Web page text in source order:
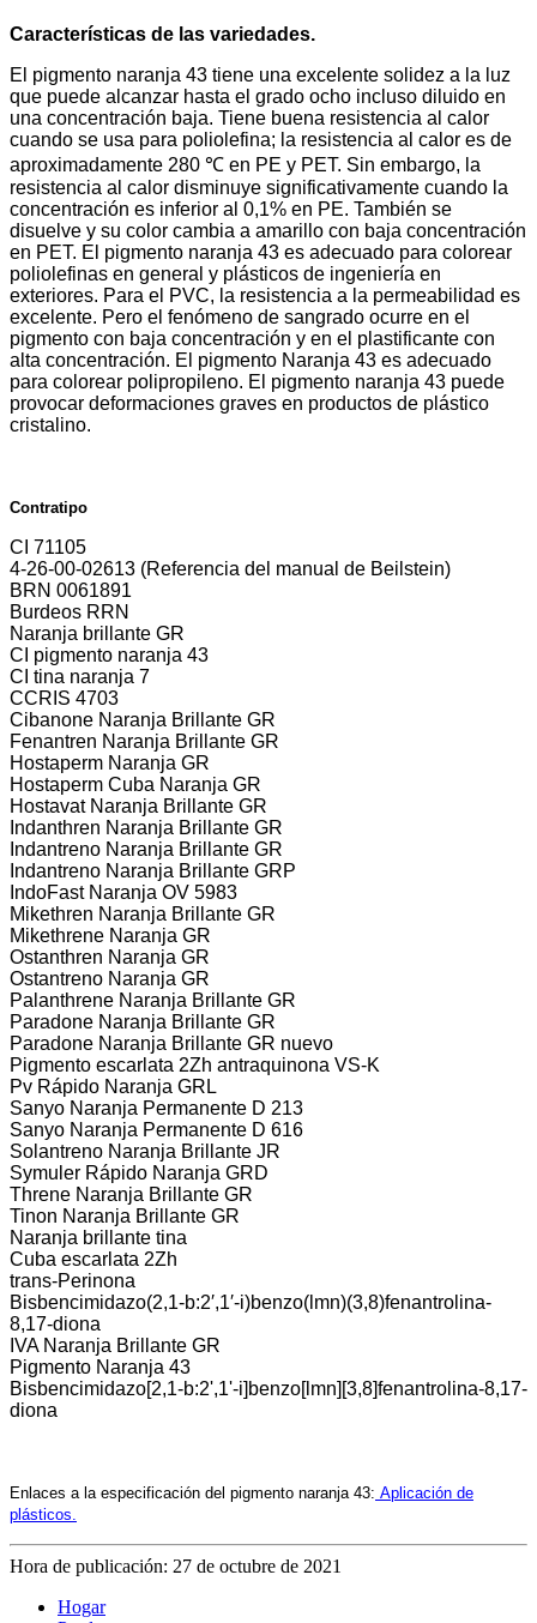
Características de las variedades.
El pigmento naranja 43 tiene una excelente solidez a la luz
que puede alcanzar hasta el grado ocho incluso diluido en
una concentración baja. Tiene buena resistencia al calor
cuando se usa para poliolefina; la resistencia al calor es de
aproximadamente 280 ℃ en PE y PET. Sin embargo, la
resistencia al calor disminuye significativamente cuando la
concentración es inferior al 0,1% en PE. También se
disuelve y su color cambia a amarillo con baja concentración
en PET. El pigmento naranja 43 es adecuado para colorear
poliolefinas en general y plásticos de ingeniería en
exteriores. Para el PVC, la resistencia a la permeabilidad es
excelente. Pero el fenómeno de sangrado ocurre en el
pigmento con baja concentración y en el plastificante con
alta concentración. El pigmento Naranja 43 es adecuado
para colorear polipropileno. El pigmento naranja 43 puede
provocar deformaciones graves en productos de plástico
cristalino.
Contratipo
CI 71105
4-26-00-02613 (Referencia del manual de Beilstein)
BRN 0061891
Burdeos RRN
Naranja brillante GR
CI pigmento naranja 43
CI tina naranja 7
CCRIS 4703
Cibanone Naranja Brillante GR
Fenantren Naranja Brillante GR
Hostaperm Naranja GR
Hostaperm Cuba Naranja GR
Hostavat Naranja Brillante GR
Indanthren Naranja Brillante GR
Indantreno Naranja Brillante GR
Indantreno Naranja Brillante GRP
IndoFast Naranja OV 5983
Mikethren Naranja Brillante GR
Mikethrene Naranja GR
Ostanthren Naranja GR
Ostantreno Naranja GR
Palanthrene Naranja Brillante GR
Paradone Naranja Brillante GR
Paradone Naranja Brillante GR nuevo
Pigmento escarlata 2Zh antraquinona VS-K
Pv Rápido Naranja GRL
Sanyo Naranja Permanente D 213
Sanyo Naranja Permanente D 616
Solantreno Naranja Brillante JR
Symuler Rápido Naranja GRD
Threne Naranja Brillante GR
Tinon Naranja Brillante GR
Naranja brillante tina
Cuba escarlata 2Zh
trans-Perinona
Bisbencimidazo(2,1-b:2′,1′-i)benzo(lmn)(3,8)fenantrolina-
8,17-diona
IVA Naranja Brillante GR
Pigmento Naranja 43
Bisbencimidazo[2,1-b:2',1'-i]benzo[lmn][3,8]fenantrolina-8,17-
diona
Enlaces a la especificación del pigmento naranja 43: Aplicación de
plásticos.
Hora de publicación: 27 de octubre de 2021
Hogar